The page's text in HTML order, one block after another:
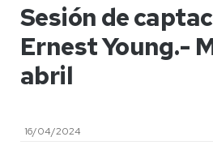
Sesión de
Ernest Young.-
abril
16/04/2024